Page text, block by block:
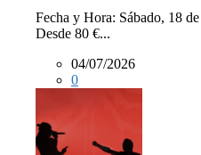
Fecha y Hora: Sábado, 18
Desde 80 €...
04/07/2026
0